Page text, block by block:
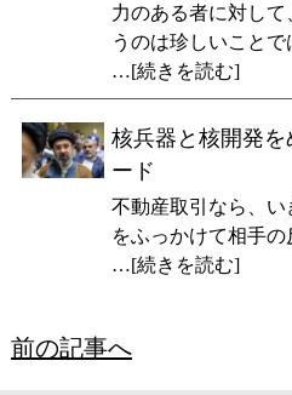
力のある者に対し
うのは珍しいこと
…[続きを読む]
核兵器と核開発
ード
不動産取引なら、
をふっかけて相手
…[続きを読む]
前の記事へ